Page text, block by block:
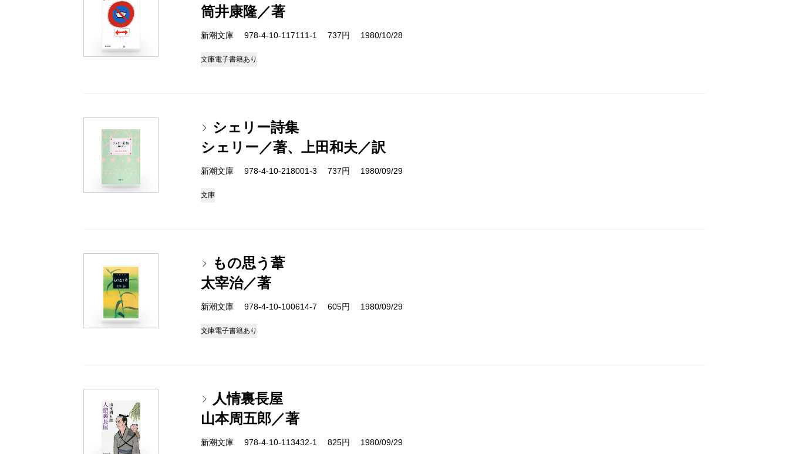
筒井康隆／著
新潮文庫 978-4-10-117111-1 737円 1980/10/28
文庫電子書籍あり
シェリー詩集
シェリー／著、上田和夫／訳
新潮文庫 978-4-10-218001-3 737円 1980/09/29
文庫
もの思う葦
太宰治／著
新潮文庫 978-4-10-100614-7 605円 1980/09/29
文庫電子書籍あり
人情裏長屋
山本周五郎／著
新潮文庫 978-4-10-113432-1 825円 1980/09/29